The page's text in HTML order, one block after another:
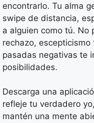
encontrarlo. Tu alma
swipe de distancia,
a alguien como tú. No
rechazo,
pasadas negativas te
posibilidades.
Descarga una
refleje tu verdadero
mantén una mente